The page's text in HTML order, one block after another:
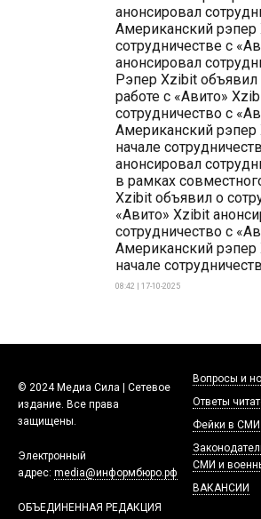
анонсировал
Американский
сотрудничестве с
анонсировал
Рэпер Xzibit объявил
работе с «Авито»
сотрудничество с
Американский
начале
анонсировал
в рамках
Xzibit объявил о
«Авито» Xzibit
сотрудничество с
Американский
начале
08:42 | 17-10-2025
© 2024 Медиа Сила | Сетевое
издание. Все права
защищены.
Электронный
адрес: media@информбюро.рф
ОБЪЕДИНЕННАЯ РЕДАКЦИЯ
Вопросы и
Ответы
Фейки в СМИ
СМИ и
ВАКАНСИИ